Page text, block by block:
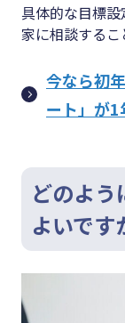
具体的な目標
家に相談するこ
今なら初
ート」が1
どのよ
よいです